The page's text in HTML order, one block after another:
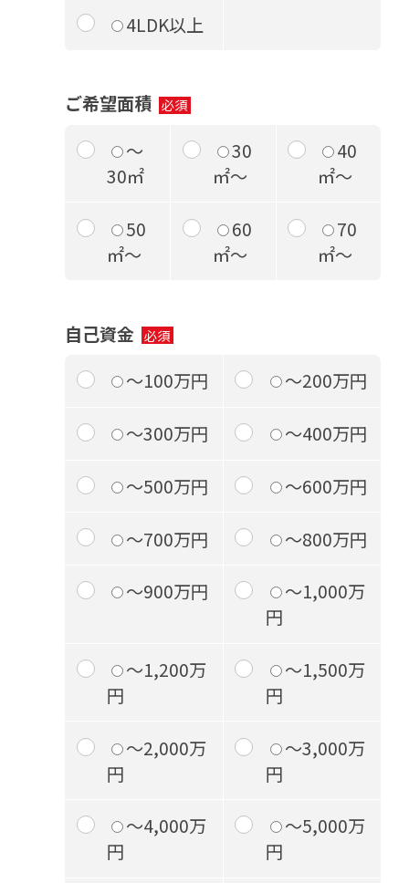
4LDK以上
ご希望面積
～
30㎡
30
㎡～
40
㎡～
50
㎡～
60
㎡～
70
㎡～
自己資金
～100万円
～200万円
～300万円 ～400万円
～500万円 ～600万円
～700万円 ～800万円
～900万円
～1,000万
円
～1,200万
円
～1,500万
円
～2,000万
円
～3,000万
円
～4,000万
円
～5,000万
円